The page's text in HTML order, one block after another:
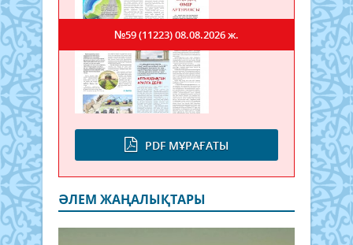
PDF МҰРАҒАТЫ
№59 (11223)08.08.2026 ж.
ӘЛЕМ ЖАҢАЛЫҚТАРЫ